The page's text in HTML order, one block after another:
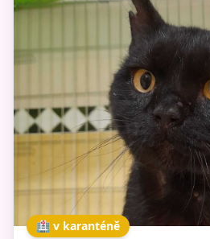
🏥 v karanténě